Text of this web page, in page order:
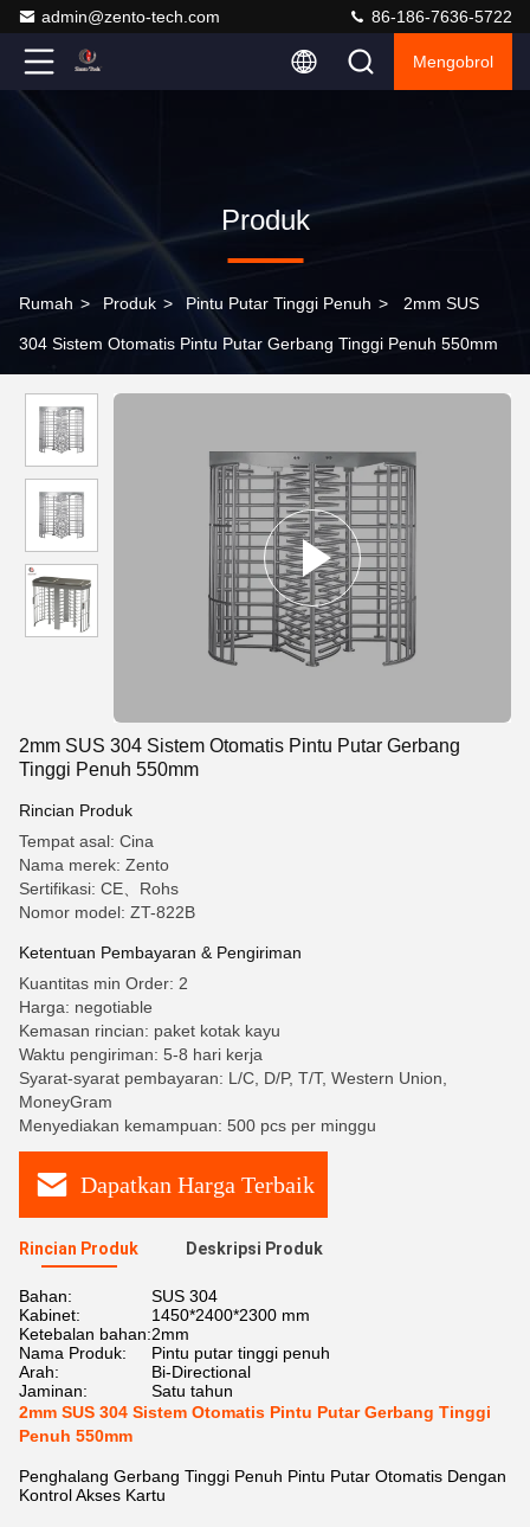
admin@zento-tech.com 86-186-7636-5722
Mengobrol
Produk
Rumah > Produk > Pintu Putar Tinggi Penuh > 2mm SUS
304 Sistem Otomatis Pintu Putar Gerbang Tinggi Penuh 550mm
2mm SUS 304 Sistem Otomatis Pintu Putar Gerbang
Tinggi Penuh 550mm
Rincian Produk
Tempat asal: Cina
Nama merek: Zento
Sertifikasi: CE、Rohs
Nomor model: ZT-822B
Ketentuan Pembayaran & Pengiriman
Kuantitas min Order: 2
Harga: negotiable
Kemasan rincian: paket kotak kayu
Waktu pengiriman: 5-8 hari kerja
Syarat-syarat pembayaran: L/C, D/P, T/T, Western Union,
MoneyGram
Menyediakan kemampuan: 500 pcs per minggu
Dapatkan Harga Terbaik
Rincian Produk Deskripsi Produk
Bahan:
SUS 304
Kabinet:
1450*2400*2300 mm
Ketebalan bahan:2mm
Nama Produk:
Pintu putar tinggi penuh
Arah:
Bi-Directional
Jaminan:
Satu tahun
2mm SUS 304 Sistem Otomatis Pintu Putar Gerbang Tinggi
Penuh 550mm
Penghalang Gerbang Tinggi Penuh Pintu Putar Otomatis Dengan
Kontrol Akses Kartu